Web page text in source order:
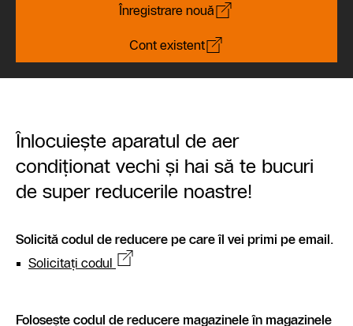
Înregistrare nouă
Cont existent
Înlocuiește aparatul de aer
condiționat vechi și hai să te bucuri
de super reducerile noastre!
Solicită codul de reducere pe care îl vei primi pe email.
Solicitați codul
Folosește codul de reducere magazinele în magazinele